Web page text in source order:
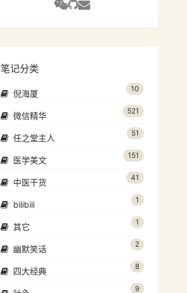
笔记分类
倪海厦 10
微信精华 521
任之堂主人 51
医学美文 151
中医干货 41
bilibili 1
其它 1
幽默笑话 2
四大经典 8
9